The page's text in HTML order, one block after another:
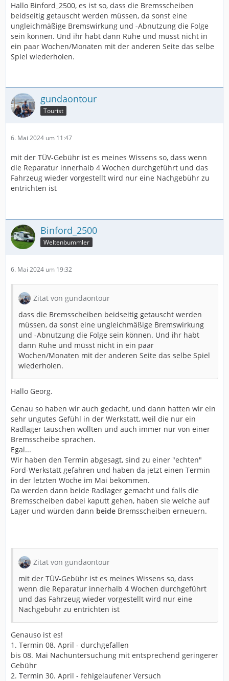
Hallo Binford_2500, es ist so, dass die Bremsscheiben
beidseitig getauscht werden müssen, da sonst eine
ungleichmäßige Bremswirkung und -Abnutzung die Folge
sein können. Und ihr habt dann Ruhe und müsst nicht in
ein paar Wochen/Monaten mit der anderen Seite das selbe
Spiel wiederholen.
gundaontour
Tourist
6. Mai 2024 um 11:47
mit der TÜV-Gebühr ist es meines Wissens so, dass wenn
die Reparatur innerhalb 4 Wochen durchgeführt und das
Fahrzeug wieder vorgestellt wird nur eine Nachgebühr zu
entrichten ist
Binford_2500
Weltenbummler
6. Mai 2024 um 19:32
Zitat von gundaontour
dass die Bremsscheiben beidseitig getauscht werden
müssen, da sonst eine ungleichmäßige Bremswirkung
und -Abnutzung die Folge sein können. Und ihr habt
dann Ruhe und müsst nicht in ein paar
Wochen/Monaten mit der anderen Seite das selbe Spiel
wiederholen.
Hallo Georg.
Genau so haben wir auch gedacht, und dann hatten wir ein
sehr ungutes Gefühl in der Werkstatt, weil die nur ein
Radlager tauschen wollten und auch immer nur von einer
Bremsscheibe sprachen.
Egal...
Wir haben den Termin abgesagt, sind zu einer "echten"
Ford-Werkstatt gefahren und haben da jetzt einen Termin
in der letzten Woche im Mai bekommen.
Da werden dann beide Radlager gemacht und falls die
Bremsscheiben dabei kaputt gehen, haben sie welche auf
Lager und würden dann beide Bremsscheiben erneuern.
Zitat von gundaontour
mit der TÜV-Gebühr ist es meines Wissens so, dass
wenn die Reparatur innerhalb 4 Wochen durchgeführt
und das Fahrzeug wieder vorgestellt wird nur eine
Nachgebühr zu entrichten ist
Genauso ist es!
1. Termin 08. April - durchgefallen
bis 08. Mai Nachuntersuchung mit entsprechend geringerer
Gebühr
2. Termin 30. April - fehlgelaufener Versuch